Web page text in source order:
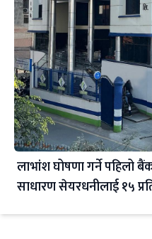
लाभांश घोषणा गर्ने पहिलो
साधारण सेयरधनीलाई १५